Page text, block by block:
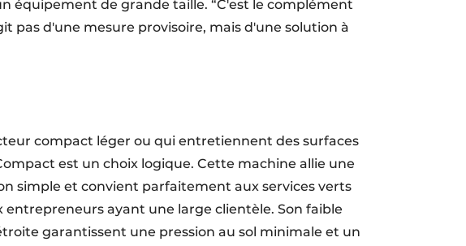
équipement de grande taille. “C'est le complément
pas d'une mesure provisoire, mais d'une solution à
compact léger ou qui entretiennent des surfaces
est un choix logique. Cette machine allie une
simple et convient parfaitement aux services verts
ayant une large clientèle. Son faible
garantissent une pression au sol minimale et un